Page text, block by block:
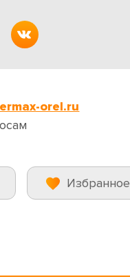
orel.ru
Избранное